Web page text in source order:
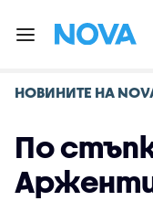
НОВИНИТЕ НА
По